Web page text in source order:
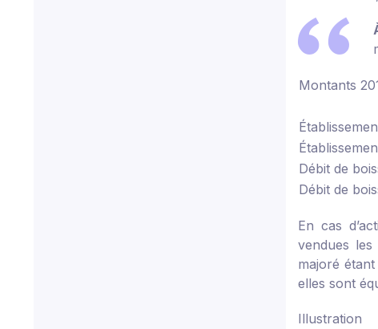
Montants
Débit de
Débit de
En cas
vendues
majoré
elles sont
Illustration